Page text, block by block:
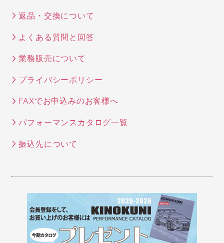
返品・交換について
よくある質問と回答
業務販売について
プライバシーポリシー
FAXでお申込みのお客様へ
パフォーマンスカタログ一覧
振込先について